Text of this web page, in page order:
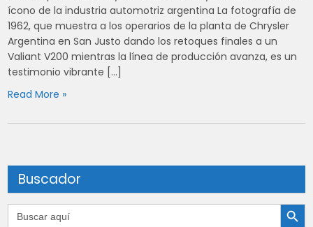
ícono de la industria automotriz argentina La fotografía de
1962, que muestra a los operarios de la planta de Chrysler
Argentina en San Justo dando los retoques finales a un
Valiant V200 mientras la línea de producción avanza, es un
testimonio vibrante […]
Read More »
Buscador
Buscar: Botón de